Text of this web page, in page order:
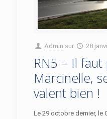
Admin sur 28
RN5 – Il
Marcinelle,
valent bien !
Le 29 octobre dernier, le